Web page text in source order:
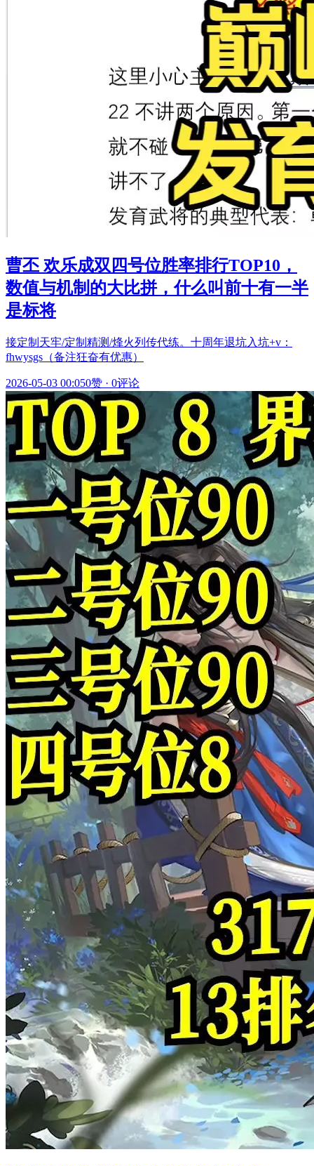
曹丕 欢乐成双四号位胜率排行TOP10，
数值与机制的大比拼，什么叫前十有一半
是标将
接定制天牢/定制精测/烽火列传代练。十周年退坑入坑+v：
fhwysgs（备注狂奋有优惠）
2026-05-03 00:050赞 · 0评论